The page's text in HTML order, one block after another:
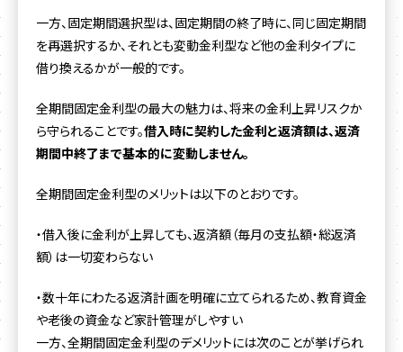
一方、固定期間選択型は、固定期間の終了時に、同じ固定期間
を再選択するか、それとも変動金利型など他の金利タイプに
借り換えるかが一般的です。
全期間固定金利型の最大の魅力は、将来の金利上昇リスクか
ら守られることです。借入時に契約した金利と返済額は、返済
期間中終了まで基本的に変動しません。
全期間固定金利型のメリットは以下のとおりです。
・借入後に金利が上昇しても、返済額（毎月の支払額・総返済
額）は一切変わらない
・数十年にわたる返済計画を明確に立てられるため、教育資金
や老後の資金など家計管理がしやすい
一方、全期間固定金利型のデメリットには次のことが挙げられ